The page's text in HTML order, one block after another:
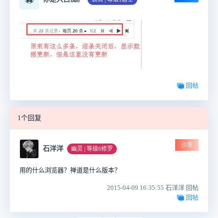
回帖
1个回复
石洋洋 幽灵 | 等级6修罗
沙发
用的什么浏览器？禅道是什么版本？
2015-04-09 16:35:55 石洋洋 回帖
回帖